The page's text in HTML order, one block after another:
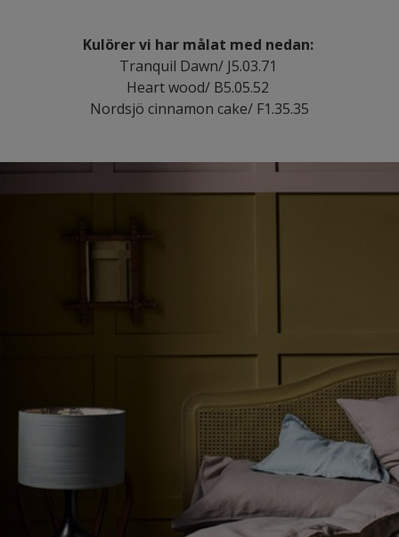
Kulörer vi har målat med nedan: ​
Tranquil Dawn/ J5.03.71
Heart wood/ B5.05.52
Nordsjö cinnamon cake/ F1.35.35